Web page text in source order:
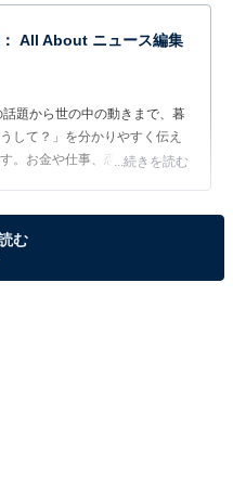
All About ニュース編集
題から世の中の動きまで、暮
して？」を分かりやすく伝え
。お金や仕事、恋愛、ITに関
...続きを読む
は？
む